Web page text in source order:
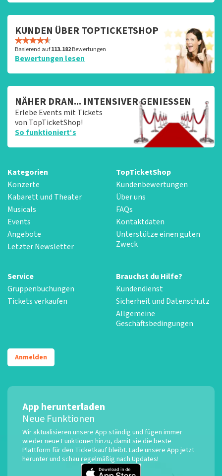
KUNDEN ÜBER TOPTICKETSHOP
Basierend auf113.182Bewertungen
Bewertungen lesen
NÄHER DRAN... INTENSIVER GENIESSEN
Erlebe Events mit Tickets
von TopTicketShop!
So funktioniert‘s
Kategorien
Konzerte
Kabarett und Theater
Musicals
Events
Angebote
Letzter Newsletter
TopTicketShop
Kundenbewertungen
Über uns
FAQs
Kontaktdaten
Unterstütze einen guten
Zweck
Service
Gruppenbuchungen
Tickets verkaufen
Brauchst du Hilfe?
Kundendienst
Sicherheit und Datenschutz
Allgemeine
Geschäftsbedingungen
Anmelden
App herunterladen
Neue Funktionen
Wir aktualisieren unsere App ständig und fügen immer
wieder neue Funktionen hinzu, damit sie die beste
Plattform für den Ticketkauf bleibt. Lade unsere App jetzt
herunter und schau regelmäßig nach Updates!